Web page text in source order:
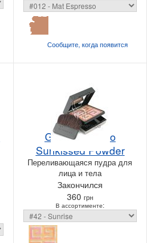
Сообщите, когдапоявится
Givenchy Logo
Sunkissed Powder
Переливающаяся пудра для
лица и тела
Закончился
360 грн
В ассортименте: